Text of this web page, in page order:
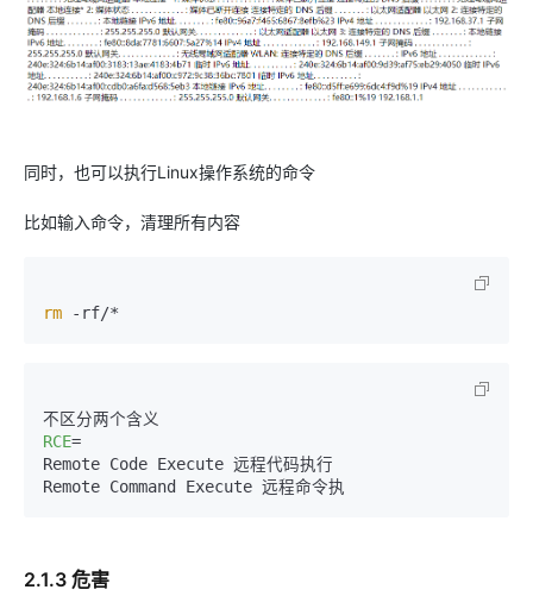
同时，也可以执行Linux操作系统的命令
比如输入命令，清理所有内容
rm
RCE=
Remote Code Execute 远程代码执行
2.1.3 危害